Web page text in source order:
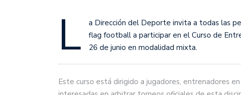
L
a Dirección del Deporte invita a todas las
flag football a participar en el Curso de
26 de junio en modalidad mixta.
Este curso está dirigido a jugadores, entrenadores